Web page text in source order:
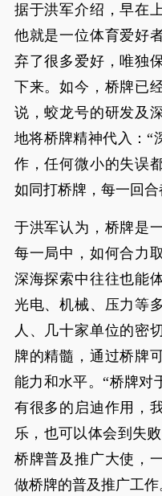
据于洪军介绍，早在
他就是一位体育爱好
弃了很多爱好，唯独
下来。如今，桥牌已
说，蛟龙号的研发及
地将桥牌精神代入：“
作，任何微小的失误
如同打桥牌，每一回合
于洪军认为，桥牌是
每一局中，如何合力
深海探索中往往也能
光电、机械、压力等
人、几十家单位的密
牌的精髓，通过桥牌
能力和水平。“桥牌对
有很多的启迪作用，
乐，也可以体会到失
桥牌普及推广大使，
做桥牌的普及推广工作